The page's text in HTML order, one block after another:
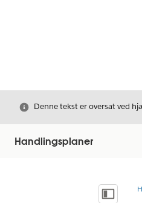
LukDenne tekst er oversat ved
Handlingsplaner
Vis